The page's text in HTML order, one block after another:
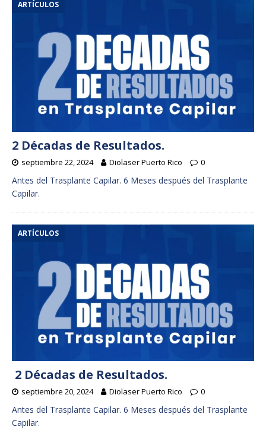
ARTÍCULOS
2 Décadas de Resultados.
septiembre 22, 2024 Diolaser Puerto Rico 0
Antes del Trasplante Capilar. 6 Meses después del Trasplante
Capilar.
ARTÍCULOS
2 Décadas de Resultados.
septiembre 20, 2024 Diolaser Puerto Rico 0
Antes del Trasplante Capilar. 6 Meses después del Trasplante
Capilar.